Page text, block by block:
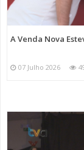
A Venda Nova
07 Julho 2026